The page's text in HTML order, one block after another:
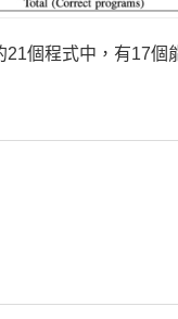
個程式中，有17個